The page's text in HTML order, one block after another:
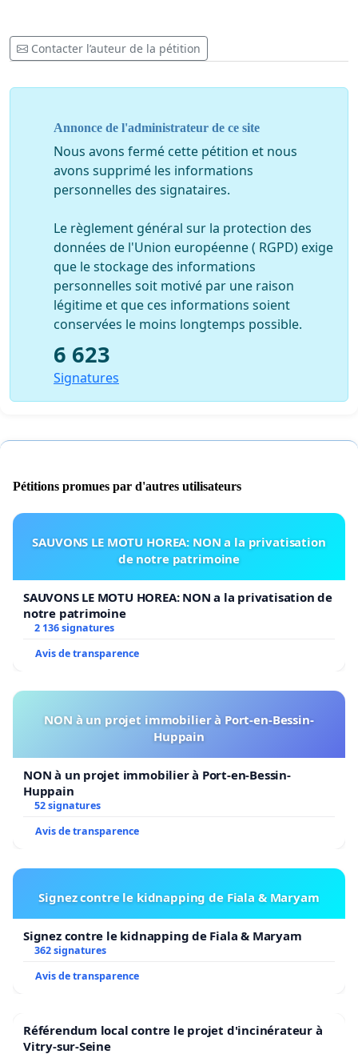
Contacter l’auteur de la pétition
Annonce de l'administrateur de ce site
Nous avons fermé cette pétition et nous
avons supprimé les informations
personnelles des signataires.
Le règlement général sur la protection des
données de l'Union européenne ( RGPD) exige
que le stockage des informations
personnelles soit motivé par une raison
légitime et que ces informations soient
conservées le moins longtemps possible.
6 623
Signatures
Pétitions promues par d'autres utilisateurs
SAUVONS LE MOTU HOREA: NON a la privatisation
de notre patrimoine
SAUVONS LE MOTU HOREA: NON a la privatisation de
notre patrimoine
2 136 signatures
Avis de transparence
NON à un projet immobilier à Port-en-Bessin-
Huppain
NON à un projet immobilier à Port-en-Bessin-
Huppain
52 signatures
Avis de transparence
Signez contre le kidnapping de Fiala & Maryam
Signez contre le kidnapping de Fiala & Maryam
362 signatures
Avis de transparence
Référendum local contre le projet d'incinérateur à
Vitry-sur-Seine